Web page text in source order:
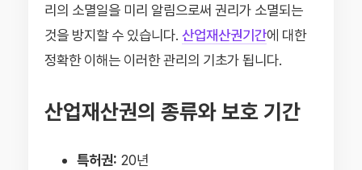
리의 소멸일을 미리 알림으로써 권리가 소멸되는
것을 방지할 수 있습니다. 산업재산권기간에 대한
정확한 이해는 이러한 관리의 기초가 됩니다.
산업재산권의 종류와 보호 기간
특허권: 20년